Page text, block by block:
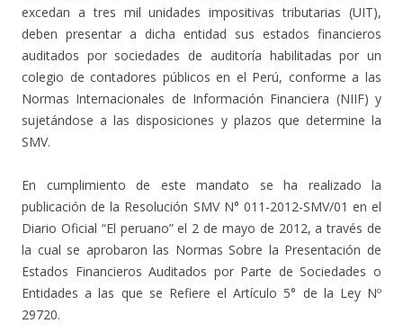
excedan a tres mil unidades impositivas tributarias (UIT),
deben presentar a dicha entidad sus estados financieros
auditados por sociedades de auditoría habilitadas por un
colegio de contadores públicos en el Perú, conforme a las
Normas Internacionales de Información Financiera (NIIF) y
sujetándose a las disposiciones y plazos que determine la
SMV.
En cumplimiento de este mandato se ha realizado la
publicación de la Resolución SMV N° 011-2012-SMV/01 en el
Diario Oficial “El peruano” el 2 de mayo de 2012, a través de
la cual se aprobaron las Normas Sobre la Presentación de
Estados Financieros Auditados por Parte de Sociedades o
Entidades a las que se Refiere el Artículo 5° de la Ley Nº
29720.